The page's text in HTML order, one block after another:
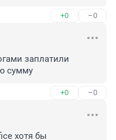
+0 –0
заплатили
сумму
+0 –0
хотя бы